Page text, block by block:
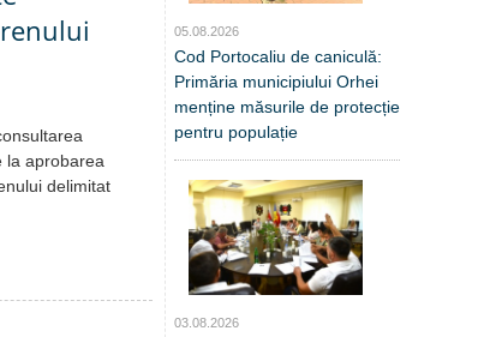
la aprobarea
delimitat
05.08.2026
Cod Portocaliu de caniculă:
Primăria municipiului Orhei
menține măsurile de protecție
pentru populație
03.08.2026